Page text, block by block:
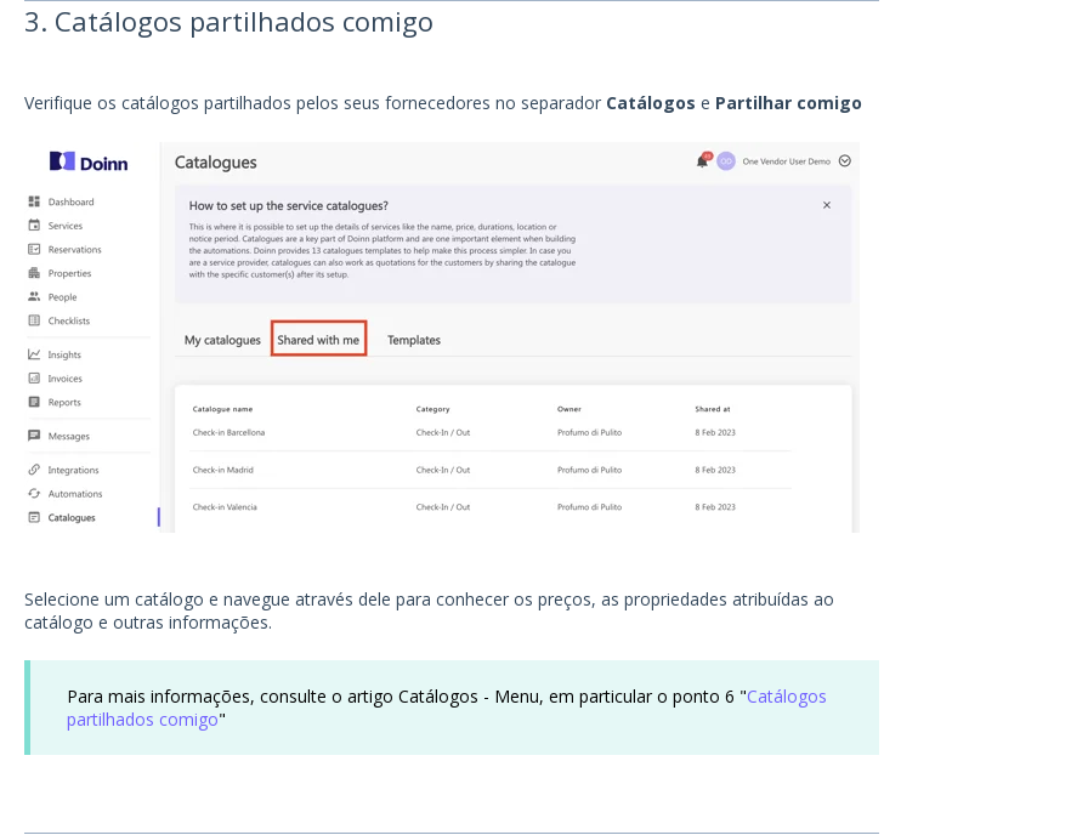
3. Catálogos partilhados comigo
Verifique os catálogos partilhados pelos seus fornecedores no separadorCatálogos e Partilhar comigo
Selecione um catálogo e navegue através dele para conhecer os preços, as propriedades atribuídas ao
catálogo e outras informações.
Para mais informações, consulte o artigo Catálogos - Menu, em particular o ponto 6 "Catálogos
partilhados comigo"